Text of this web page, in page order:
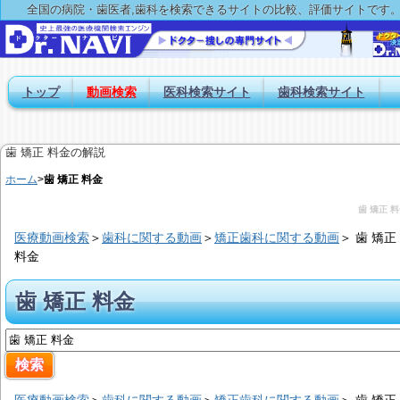
全国の病院・歯医者,歯科を検索できるサイトの比較、評価サイトです
トップ 動画検索 医科検索サイト 歯科検索サイト
歯 矯正 料金の解説
ホーム>歯 矯正 料金
歯 矯正
医療動画検索＞歯科に関する動画＞矯正歯科に関する動画＞ 歯 矯正
料金
歯 矯正 料金